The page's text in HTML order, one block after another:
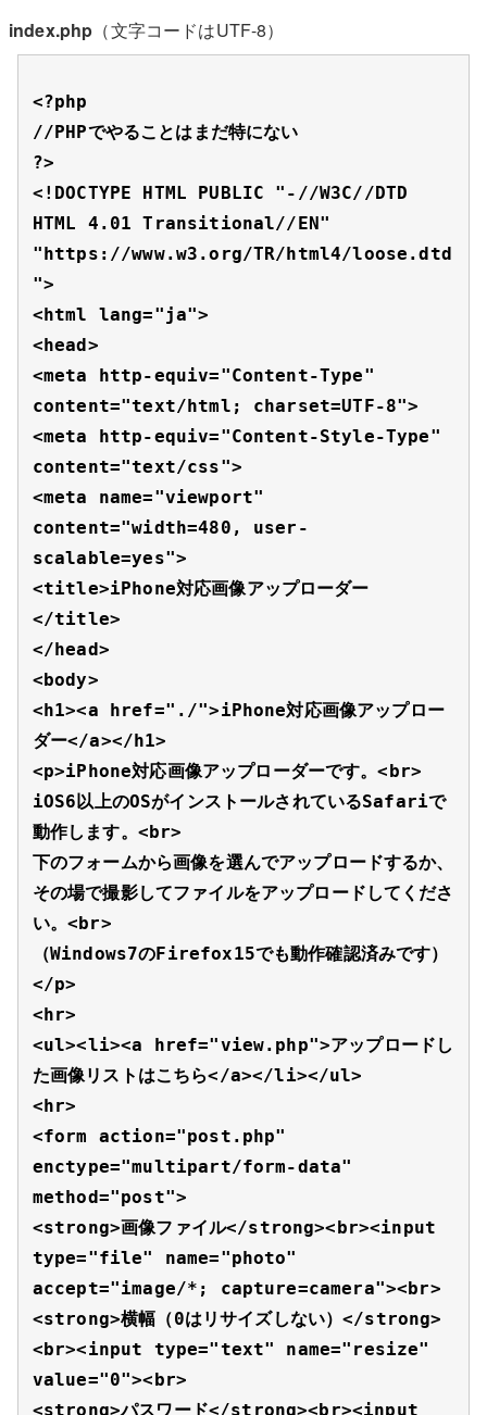
index.php （文字コードはUTF-8）
<?php
//PHPでやることはまだ特にない
?>
<!DOCTYPE HTML PUBLIC "-//W3C//DTD
HTML 4.01 Transitional//EN"
"https://www.w3.org/TR/html4/loose.dtd
">
<html lang="ja">
<head>
<meta http-equiv="Content-Type"
content="text/html; charset=UTF-8">
<meta http-equiv="Content-Style-Type"
content="text/css">
<meta name="viewport"
content="width=480, user-
scalable=yes">
<title>iPhone対応画像アップローダー
</title>
</head>
<body>
<h1><a href="./">iPhone対応画像アップロー
ダー</a></h1>
<p>iPhone対応画像アップローダーです。<br>
iOS6以上のOSがインストールされているSafariで
動作します。<br>
下のフォームから画像を選んでアップロードするか、
その場で撮影してファイルをアップロードしてくださ
い。<br>
（Windows7のFirefox15でも動作確認済みです）
</p>
<hr>
<ul><li><a href="view.php">アップロードし
た画像リストはこちら</a></li></ul>
<hr>
<form action="post.php"
enctype="multipart/form-data"
method="post">
<strong>画像ファイル</strong><br><input
type="file" name="photo"
accept="image/*; capture=camera"><br>
<strong>横幅（0はリサイズしない）</strong>
<br><input type="text" name="resize"
value="0"><br>
<strong>パスワード</strong><br><input